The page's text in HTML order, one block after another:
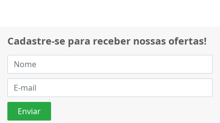
Cadastre-se para receber nossas ofertas!